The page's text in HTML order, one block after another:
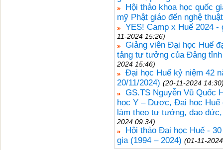
Hội thảo khoa học quốc
mỹ Phật giáo đến nghệ
YES! Camp x Huế 2024
11-2024 15:26)
Giảng viên Đại học Huế
tảng tư tưởng của Đảng
2024 15:46)
Đại học Huế kỷ niệm 42
20/11/2024) (20-11-2024
GS.TS Nguyễn Vũ Quốc
học Y – Dược, Đại học Huế
làm theo tư tưởng, đạo
2024 09:34)
Hội thảo Đại học Huế -
gia (1994 – 2024) (01-11-